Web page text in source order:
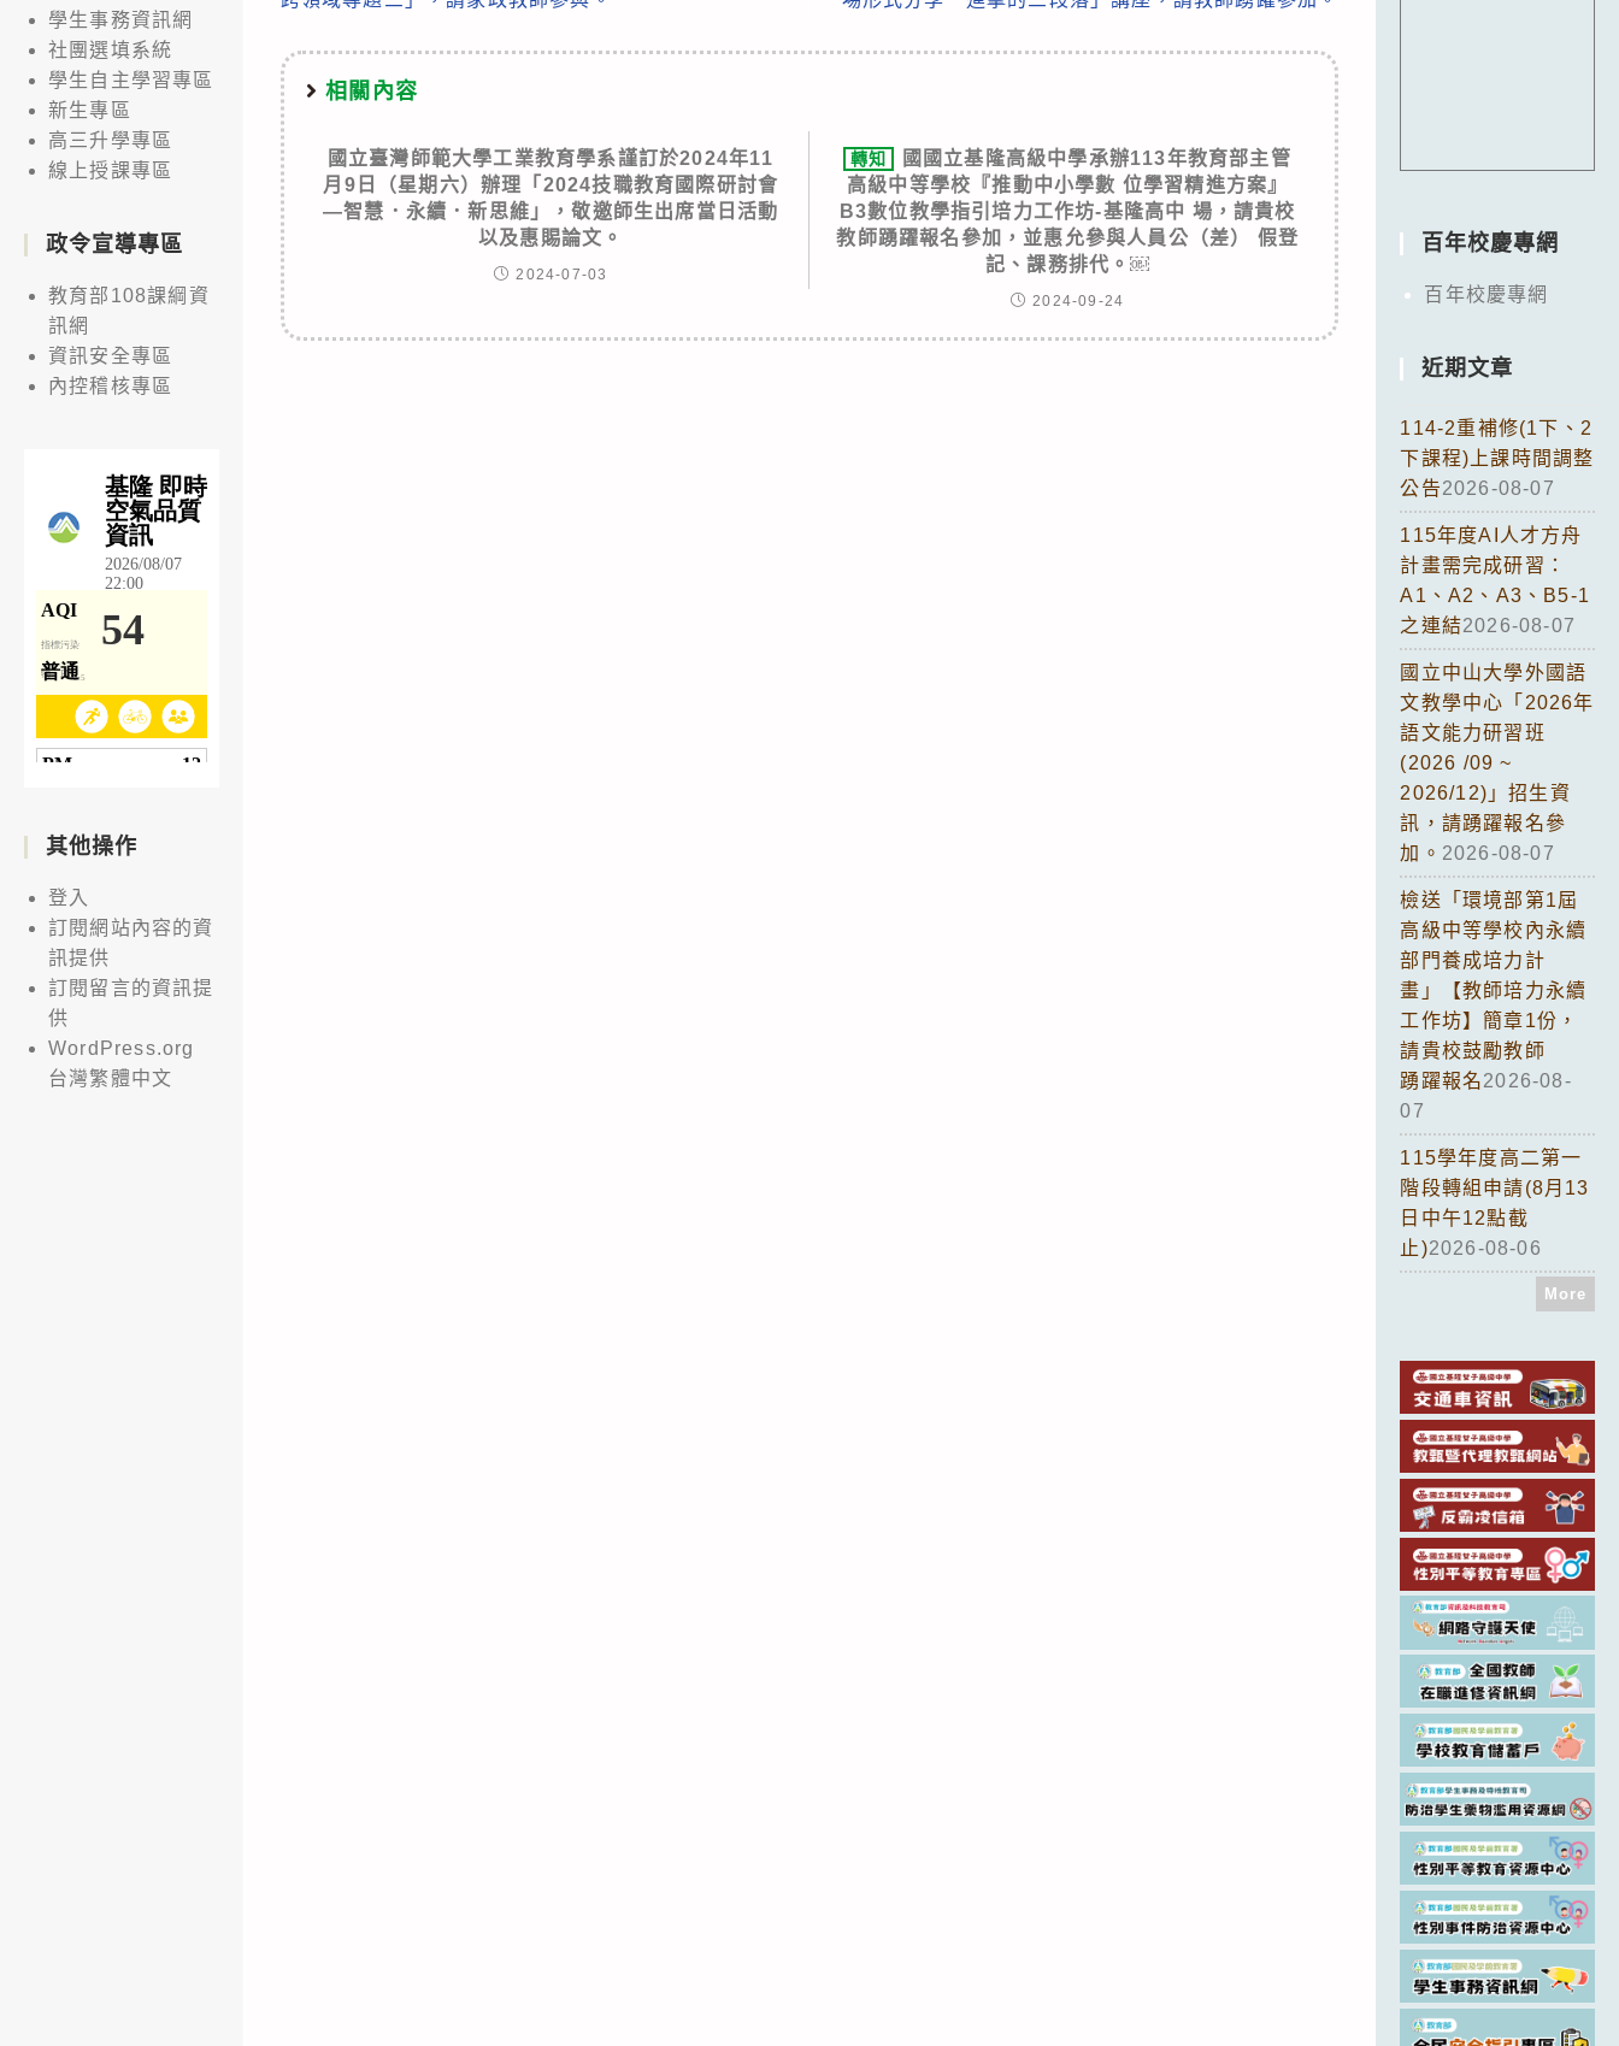
相關內容
國立臺灣師範大學工業教育學系謹訂於2024年11
月9日（星期六）辦理「2024技職教育國際研討會
—智慧．永續．新思維」，敬邀師生出席當日活動
以及惠賜論文。
2024-07-03
轉知
國國立基隆高級中學承辦113年教育部主管
高級中等學校『推動中小學數 位學習精進方案』
B3數位教學指引培力工作坊-基隆高中 場，請貴校
教師踴躍報名參加，並惠允參與人員公（差） 假登
記、課務排代。￼
2024-09-24
學生事務資訊網
社團選填系統
學生自主學習專區
新生專區
高三升學專區
線上授課專區
政令宣導專區
教育部108課綱資
訊網
資訊安全專區
內控稽核專區
其他操作
登入
訂閱網站內容的資
訊提供
訂閱留言的資訊提
供
WordPress.org
台灣繁體中文
百年校慶專網
百年校慶專網
近期文章
114-2重補修(1下、2
下課程)上課時間調整
公告2026-08-07
115年度AI人才方舟
計畫需完成研習：
A1、A2、A3、B5-1
之連結2026-08-07
國立中山大學外國語
文教學中心「2026年
語文能力研習班
(2026 /09 ~
2026/12)」招生資
訊，請踴躍報名參
加。 2026-08-07
檢送「環境部第1屆
高級中等學校內永續
部門養成培力計
畫」【教師培力永續
工作坊】簡章1份，
請貴校鼓勵教師
踴躍報名2026-08-
07
115學年度高二第一
階段轉組申請(8月13
日中午12點截
止)2026-08-06
More